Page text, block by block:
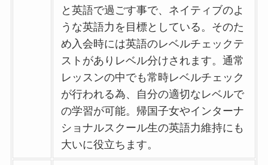
と英語で過ごす事で、ネイティブのよ
うな英語力を目標としている。そのた
め入会時には英語のレベルチェックテ
ストがありレベル分けされます。通常
レッスンの中でも常時レベルチェック
が行われる為、自分の適切なレベルで
の学習が可能。帰国子女やインターナ
ショナルスクール生の英語力維持にも
大いに役立ちます。